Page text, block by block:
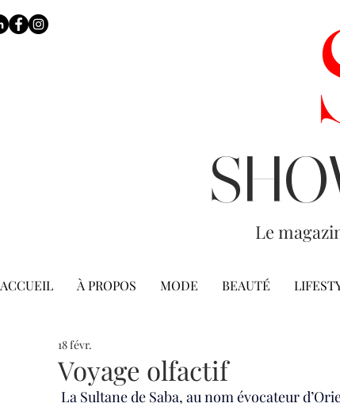
Le
ACCUEIL À PROPOS MODE BEAUTÉ
Voyage olfactif
18 févr.
La Sultane de Saba, au nom évocateur